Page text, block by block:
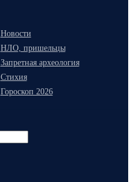
Новости
НЛО, пришельцы
Запретная археология
Стихия
Гороскоп 2026